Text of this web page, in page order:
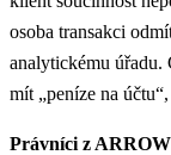
osoba transakci
analytickému úřadu.
mít „peníze na
Právníci z